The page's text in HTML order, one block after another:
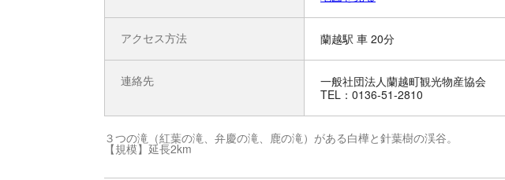
アクセス方法 蘭越駅 車 20分
連絡先
一般社団法人蘭越町観光物産協会
TEL：0136-51-2810
３つの滝（紅葉の滝、弁慶の滝、鹿の滝）がある白樺と針葉樹の渓谷。
【規模】延長2km